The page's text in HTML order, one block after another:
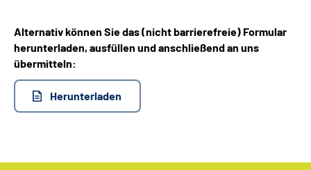
Alternativ können Sie das (nicht barrierefreie) Formular
herunterladen, ausfüllen und anschließend an uns
übermitteln:
Herunterladen